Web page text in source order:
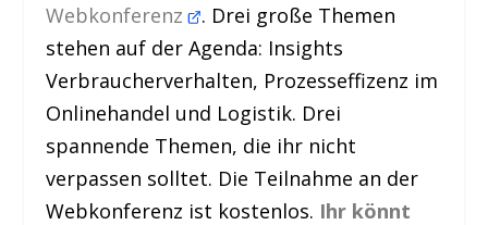
Webkonferenz . Drei große Themen
stehen auf der Agenda: Insights
Verbraucherverhalten, Prozesseffizenz im
Onlinehandel und Logistik. Drei
spannende Themen, die ihr nicht
verpassen solltet. Die Teilnahme an der
Webkonferenz ist kostenlos. Ihr könnt